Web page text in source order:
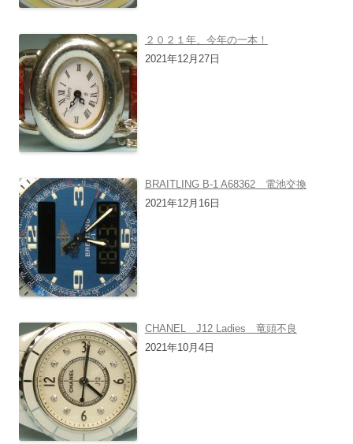
２０２１年、今年の一本！
2021年12月27日
BRAITLING B-1 A68362 電池交換
2021年12月16日
CHANEL J12 Ladies 竜頭不良
2021年10月4日